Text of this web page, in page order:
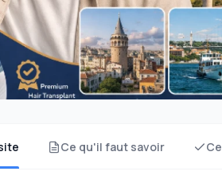
Ce qu'il faut savoir